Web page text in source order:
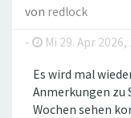
von redlock
-
Mi 29. Apr 2026,
Es wird mal
Anmerkungen zu
Wochen sehen